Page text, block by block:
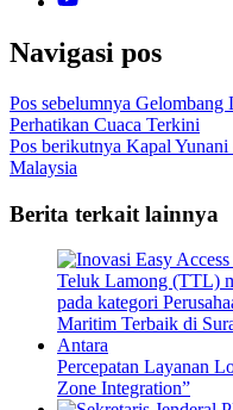
Navigasi pos
Pos sebelumnya Gelombang
Perhatikan Cuaca Terkini
Pos berikutnya Kapal Yunani
Malaysia
Berita terkait lainnya
Percepatan Layanan
Zone Integration”